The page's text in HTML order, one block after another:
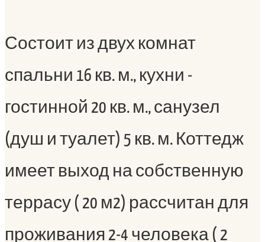
Состоит из двух комнат
спальни 16 кв. м., кухни -
гостинной 20 кв. м., санузел
(душ и туалет) 5 кв. м. Коттедж
имеет выход на собственную
террасу ( 20 м2) рассчитан для
проживания 2-4 человека ( 2